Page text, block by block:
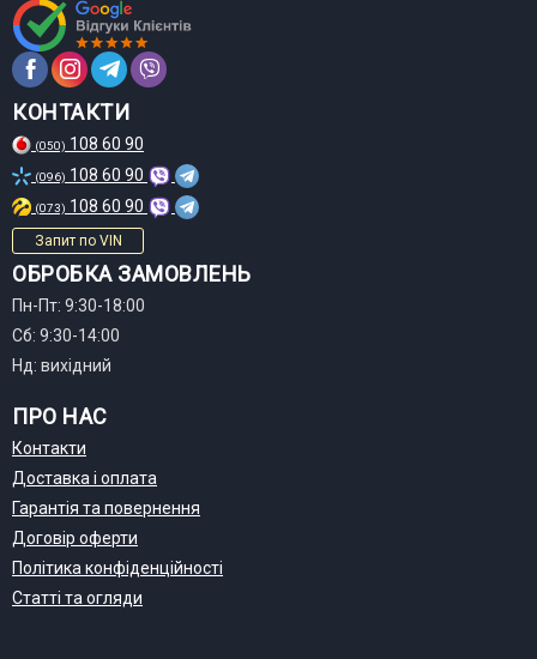
КОНТАКТИ
(050) 108 60 90
(096) 108 60 90
(073) 108 60 90
Запит по VIN
ОБРОБКА ЗАМОВЛЕНЬ
Пн-Пт: 9:30-18:00
Сб: 9:30-14:00
Нд: вихідний
ПРО НАС
Контакти
Доставка і оплата
Гарантія та повернення
Договір оферти
Політика конфіденційності
Статті та огляди